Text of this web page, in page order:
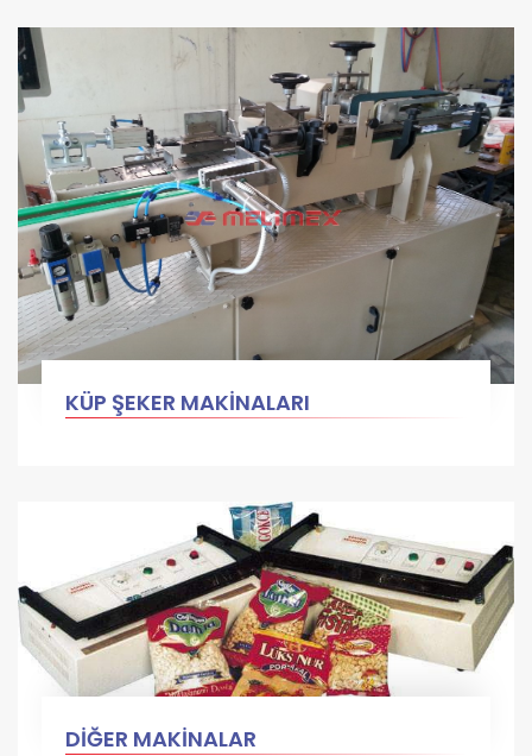
KÜP ŞEKER MAKİNALARI
DİĞER MAKİNALAR